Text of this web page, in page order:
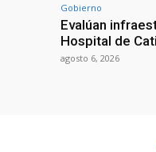
Gobierno
Evalúan
Hospital de
agosto 6, 2026